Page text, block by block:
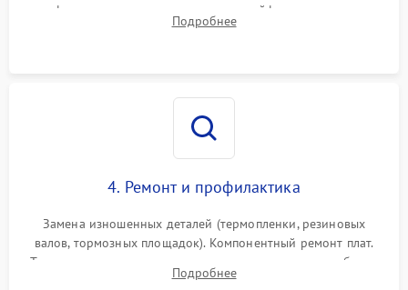
форматирования, целостности шлейфов, контактов
картриджа и оптопар (датчиков прохождения и наличия
Подробнее
4. Ремонт и профилактика
Замена изношенных деталей (термопленки, резиновых
валов, тормозных площадок). Компонентный ремонт плат.
Тщательная очистка тракта печати, контактов и линз блока
лазера (LSU) от просыпанного тонера и пыли.
Подробнее